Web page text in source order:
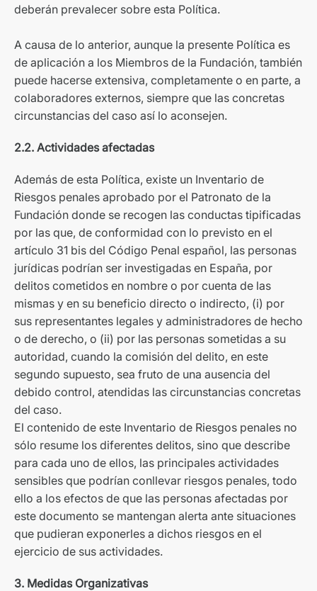
deberán prevalecer sobre esta Política.
A causa de lo anterior, aunque la presente Política es
de aplicación a los Miembros de la Fundación, también
puede hacerse extensiva, completamente o en parte, a
colaboradores externos, siempre que las concretas
circunstancias del caso así lo aconsejen.
2.2. Actividades afectadas
Además de esta Política, existe un Inventario de
Riesgos penales aprobado por el Patronato de la
Fundación donde se recogen las conductas tipificadas
por las que, de conformidad con lo previsto en el
artículo 31 bis del Código Penal español, las personas
jurídicas podrían ser investigadas en España, por
delitos cometidos en nombre o por cuenta de las
mismas y en su beneficio directo o indirecto, (i) por
sus representantes legales y administradores de hecho
o de derecho, o (ii) por las personas sometidas a su
autoridad, cuando la comisión del delito, en este
segundo supuesto, sea fruto de una ausencia del
debido control, atendidas las circunstancias concretas
del caso.
El contenido de este Inventario de Riesgos penales no
sólo resume los diferentes delitos, sino que describe
para cada uno de ellos, las principales actividades
sensibles que podrían conllevar riesgos penales, todo
ello a los efectos de que las personas afectadas por
este documento se mantengan alerta ante situaciones
que pudieran exponerles a dichos riesgos en el
ejercicio de sus actividades.
3. Medidas Organizativas